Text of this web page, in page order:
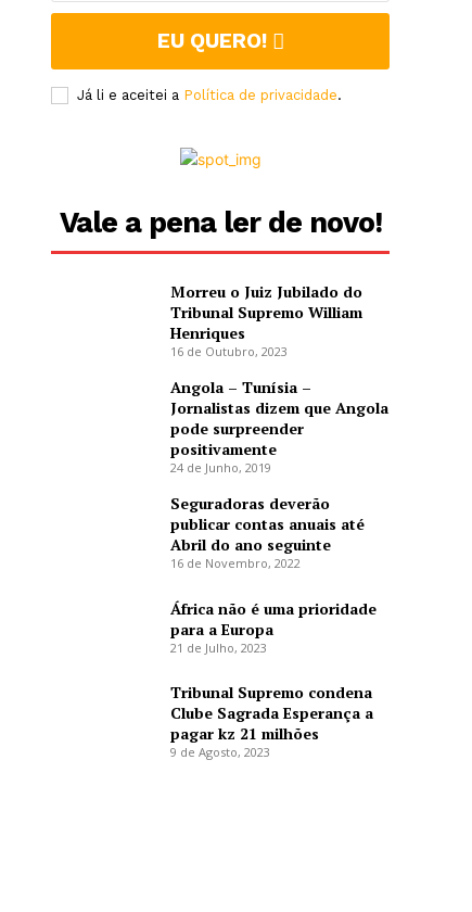
EU QUERO!
Já li e aceitei a Política de privacidade.
Vale a pena ler de novo!
Morreu o Juiz Jubilado do
Tribunal Supremo William
Henriques
16 de Outubro, 2023
Angola – Tunísia –
Jornalistas dizem que Angola
pode surpreender
positivamente
24 de Junho, 2019
Seguradoras deverão
publicar contas anuais até
Abril do ano seguinte
16 de Novembro, 2022
África não é uma prioridade
para a Europa
21 de Julho, 2023
Tribunal Supremo condena
Clube Sagrada Esperança a
pagar kz 21 milhões
9 de Agosto, 2023